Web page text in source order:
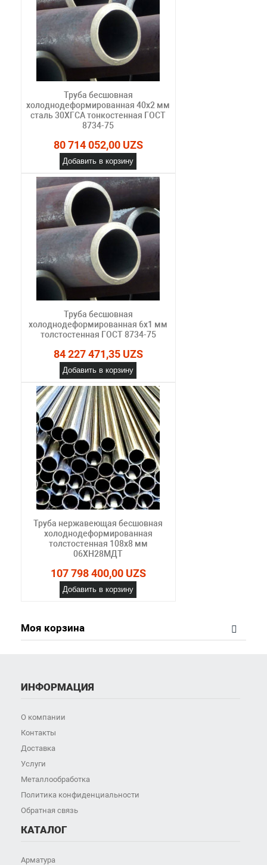
Труба бесшовная
холоднодеформированная 40х2 мм
сталь 30ХГСА тонкостенная ГОСТ
8734-75
80 714 052,00 UZS
Добавить в корзину
Труба бесшовная
холоднодеформированная 6х1 мм
толстостенная ГОСТ 8734-75
84 227 471,35 UZS
Добавить в корзину
Труба нержавеющая бесшовная
холоднодеформированная
толстостенная 108х8 мм
06ХН28МДТ
107 798 400,00 UZS
Добавить в корзину
Моя корзина
ИНФОРМАЦИЯ
О компании
Контакты
Доставка
Услуги
Металлообработка
Политика конфиденциальности
Обратная связь
КАТАЛОГ
Арматура